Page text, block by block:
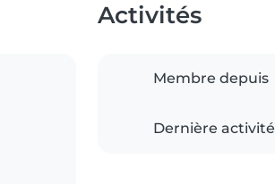
Activités
Membre depuis
Dernière activité